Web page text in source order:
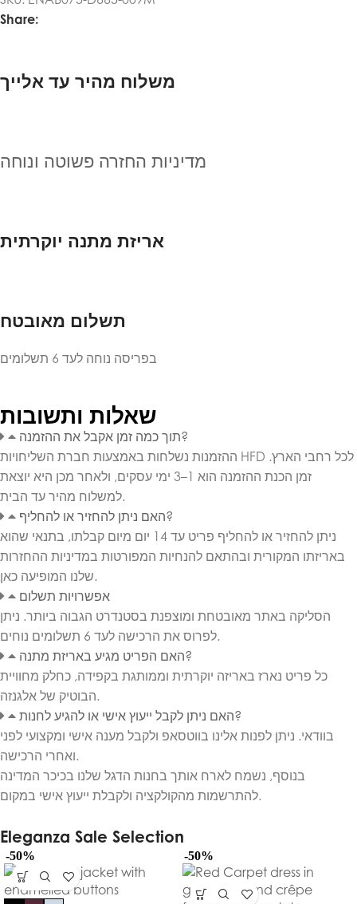
Share:
משלוח מהיר עד אלייך
מדיניות החזרה פשוטה ונוחה
אריזת מתנה יוקרתית
תשלום מאובטח
בפריסה נוחה לעד 6 תשלומים
שאלות ותשובות
תוך כמה זמן אקבל את ההזמנה?
ההזמנות נשלחות באמצעות חברת השליחויות HFD לכל רחבי הארץ.
זמן הכנת ההזמנה הוא 1–3 ימי עסקים, ולאחר מכן היא יוצאת
למשלוח מהיר עד הבית.
האם ניתן להחזיר או להחליף?
ניתן להחזיר או להחליף פריט עד 14 יום מיום קבלתו, בתנאי שהוא
באריזתו המקורית ובהתאם להנחיות המפורטות במדיניות ההחזרות
שלנו המופיעה כאן.
אפשרויות תשלום
הסליקה באתר מאובטחת ומוצפנת בסטנדרט הגבוה ביותר. ניתן
לפרוס את הרכישה לעד 6 תשלומים נוחים.
האם הפריט מגיע באריזת מתנה?
כל פריט נארז באריזה יוקרתית וממותגת בקפידה, כחלק מחוויית
הבוטיק של אלגנזה.
האם ניתן לקבל ייעוץ אישי או להגיע לחנות?
בוודאי. ניתן לפנות אלינו בווטסאפ ולקבל מענה אישי ומקצועי לפני
ואחרי הרכישה.
בנוסף, נשמח לארח אותך בחנות הדגל שלנו בכיכר המדינה
להתרשמות מהקולקציה ולקבלת ייעוץ אישי במקום.
Eleganza Sale Selection
-50% -50%